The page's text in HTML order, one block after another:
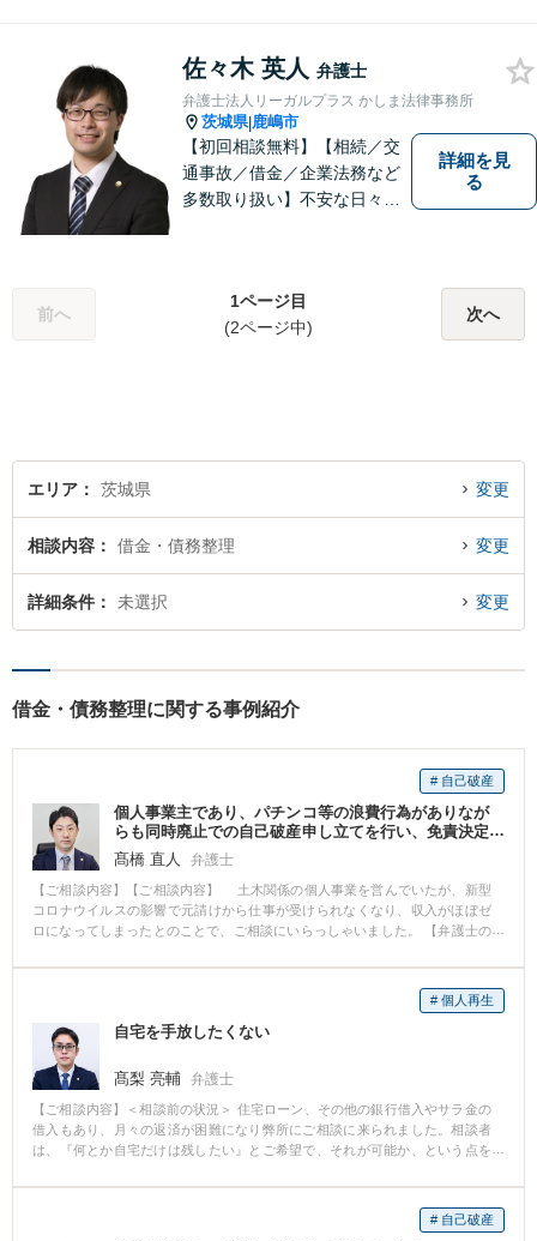
ら、お気軽にご相談くださ
い。
佐々木 英人 弁護士
弁護士法人リーガルプラス かしま法律事務所
茨城県|鹿嶋市
【初回相談無料】【相続／交
通事故／借金／企業法務など
多数取り扱い】不安な日々を
まいります。法律的知見のア
ップデートを怠りません。
詳細を見
る
前へ
1ページ目
(2ページ中)
次へ
エリア 茨城県 変更
相談内容 借金・債務整理 変更
詳細条件 未選択 変更
借金・債務整理に関する事例紹介
# 自己破産
個人事業主であり、パチンコ等の浪費行為がありなが
らも同時廃止での自己破産申し立てを行い、免責決定
を得た事例
髙橋 直人 弁護士
【ご相談内容】【ご相談内容】 土木関係の個人事業を営んでいたが、新型
コロナウイルスの影響で元請けから仕事が受けられなくなり、収入がほぼゼ
ロになってしまったとのことで、ご相談にいらっしゃいました。 【弁護士の
の、ご相談者様が個人事業主であり、パチンコ等の浪費行為も見られたこと
から、破産管財事件として取り扱われてもおかしくない事案でした。 そし
て、仮に破産管財事件とされてしまった場合、裁判所に納める費用が同時廃
止の場合と比べて高くなってしまい、ご相談者様の収入及び資産状況では到
底賄うことができない状況でした。 この点、当職は、裁判所に対し、個人事
業の点について、当該事業の内容や取引先数が少ないこと、売掛金や買掛金
が存在しないことなどを詳細に説明し、また、浪費行為についても、金額が
過大とまではいえず、当時の収入の範囲内での遊興であったことなどを詳細
な資料を添付して説明した結果、無事、同時廃止で手続きを進めることがで
き、最終的に免責決定を得ることができました。
# 個人再生
自宅を手放したくない
髙梨 亮輔 弁護士
【ご相談内容】＜相談前の状況＞ 住宅ローン、その他の銀行借入やサラ金の
借入もあり、月々の返済が困難になり弊所にご相談に来られました。相談者
は、『何とか自宅だけは残したい』とご希望で、それが可能か、という点を
ローンの返済はそのままに、それ以外の借金を大幅に減額することに成功
し、自宅を手放すことなく、借金の整理ができました。 ＜コメント＞ 借金の
返済が困難になった場合に、皆さんがまず不安になるのが、『自宅を手放さ
# 自己破産